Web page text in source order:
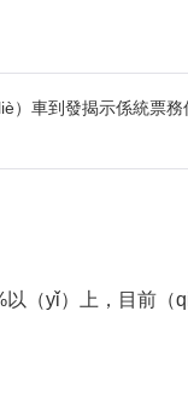
車到發揭示係統票
（yǐ）上，目前（